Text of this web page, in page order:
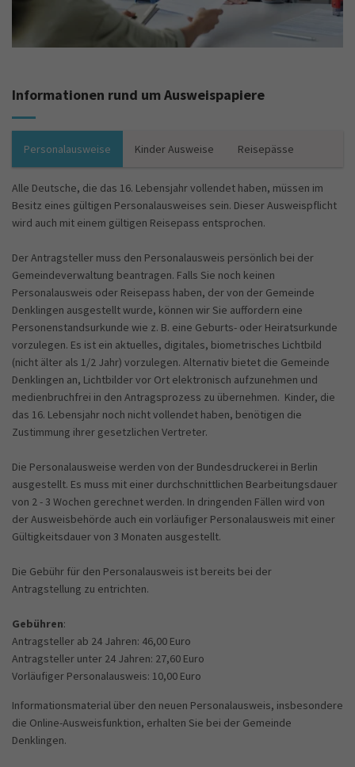
Informationen rund um Ausweispapiere
Personalausweise Kinder Ausweise Reisepässe
Alle Deutsche, die das 16. Lebensjahr vollendet haben, müssen im
Besitz eines gültigen Personalausweises sein. Dieser Ausweispflicht
wird auch mit einem gültigen Reisepass entsprochen.
Der Antragsteller muss den Personalausweis persönlich bei der
Gemeindeverwaltung beantragen. Falls Sie noch keinen
Personalausweis oder Reisepass haben, der von der Gemeinde
Denklingen ausgestellt wurde, können wir Sie auffordern eine
Personenstandsurkunde wie z. B. eine Geburts- oder Heiratsurkunde
vorzulegen. Es ist ein aktuelles, digitales, biometrisches Lichtbild
(nicht älter als 1/2 Jahr) vorzulegen. Alternativ bietet die Gemeinde
Denklingen an, Lichtbilder vor Ort elektronisch aufzunehmen und
medienbruchfrei in den Antragsprozess zu übernehmen. Kinder, die
das 16. Lebensjahr noch nicht vollendet haben, benötigen die
Zustimmung ihrer gesetzlichen Vertreter.
Die Personalausweise werden von der Bundesdruckerei in Berlin
ausgestellt. Es muss mit einer durchschnittlichen Bearbeitungsdauer
von 2 - 3 Wochen gerechnet werden. In dringenden Fällen wird von
der Ausweisbehörde auch ein vorläufiger Personalausweis mit einer
Gültigkeitsdauer von 3 Monaten ausgestellt.
Die Gebühr für den Personalausweis ist bereits bei der
Antragstellung zu entrichten.
Gebühren:
Antragsteller ab 24 Jahren: 46,00 Euro
Antragsteller unter 24 Jahren: 27,60 Euro
Vorläufiger Personalausweis: 10,00 Euro
Informationsmaterial über den neuen Personalausweis, insbesondere
die Online-Ausweisfunktion, erhalten Sie bei der Gemeinde
Denklingen.